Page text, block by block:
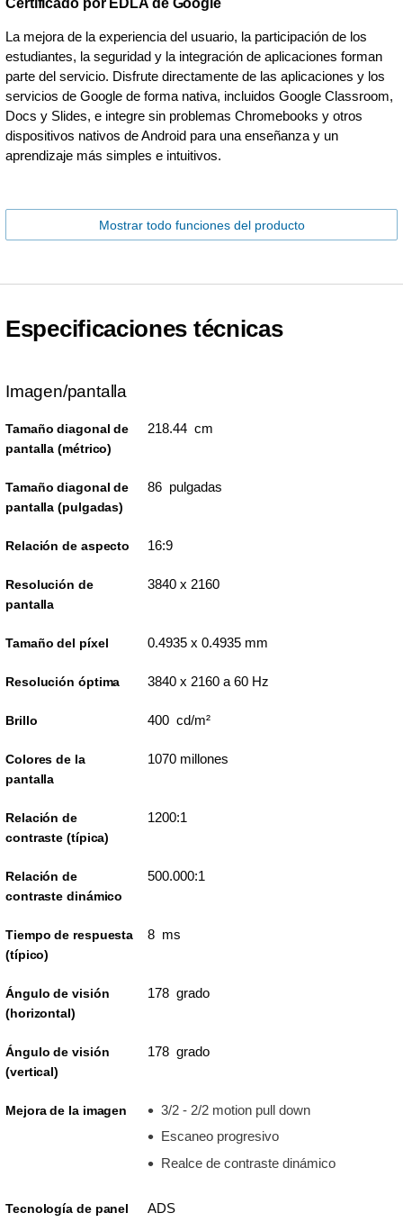
La mejora de la experiencia del usuario, la participación de los
estudiantes, la seguridad y la integración de aplicaciones forman
parte del servicio. Disfrute directamente de las aplicaciones y los
servicios de Google de forma nativa, incluidos Google Classroom,
Docs y Slides, e integre sin problemas Chromebooks y otros
dispositivos nativos de Android para una enseñanza y un
aprendizaje más simples e intuitivos.
Mostrar todo funciones del producto
Especificaciones técnicas
Imagen/pantalla
Tamaño diagonal de
pantalla (métrico)
218.44 cm
Tamaño diagonal de
pantalla (pulgadas)
86 pulgadas
Relación de aspecto 16:9
Resolución de
pantalla
3840 x 2160
Tamaño del píxel 0.4935 x 0.4935 mm
Resolución óptima 3840 x 2160 a 60 Hz
Brillo 400 cd/m²
Colores de la
pantalla
1070 millones
Relación de
contraste (típica)
1200:1
Relación de
contraste dinámico
500.000:1
Tiempo de respuesta
(típico)
8 ms
Ángulo de visión
(horizontal)
178 grado
Ángulo de visión
(vertical)
178 grado
Mejora de la imagen
3/2 - 2/2 motion pull down
Escaneo progresivo
Realce de contraste dinámico
Tecnología de panel ADS